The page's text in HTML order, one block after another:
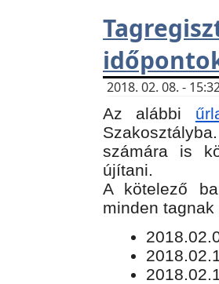
2018. 02. 08. -
Az alábbi
számára is
újítani.
​A kötelező
minden